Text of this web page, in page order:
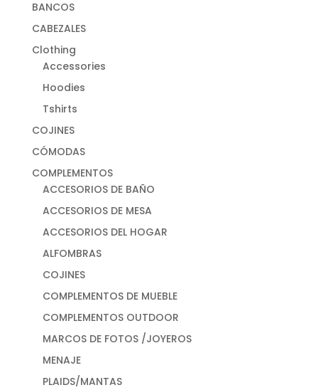
BANCOS
CABEZALES
Clothing
Accessories
Hoodies
Tshirts
COJINES
CÓMODAS
COMPLEMENTOS
ACCESORIOS DE BAÑO
ACCESORIOS DE MESA
ACCESORIOS DEL HOGAR
ALFOMBRAS
COJINES
COMPLEMENTOS DE MUEBLE
COMPLEMENTOS OUTDOOR
MARCOS DE FOTOS /JOYEROS
MENAJE
PLAIDS/MANTAS